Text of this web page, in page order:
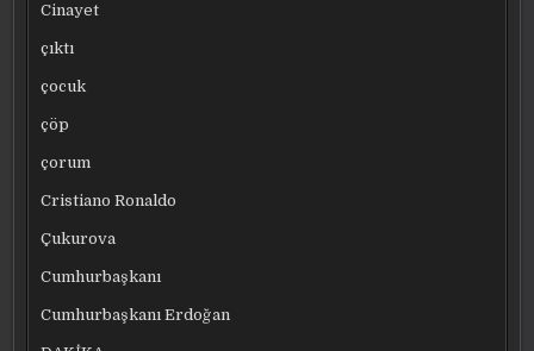
Cinayet
çıktı
çocuk
çöp
çorum
Cristiano Ronaldo
Çukurova
Cumhurbaşkanı
Cumhurbaşkanı Erdoğan